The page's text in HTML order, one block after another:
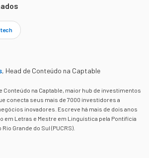
, Head de Conteúdo na Captable
Conteúdo na Captable, maior hub de investimentos
conecta seus mais de 7000 investidores a
inovadores. Escreve há mais de dois anos
em Letras e Mestre em Linguística pela Pontifícia
Grande do Sul (PUCRS).